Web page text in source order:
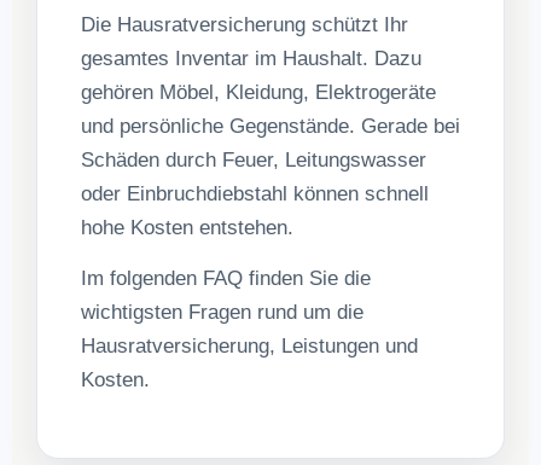
Die Hausratversicherung schützt Ihr
gesamtes Inventar im Haushalt. Dazu
gehören Möbel, Kleidung, Elektrogeräte
und persönliche Gegenstände. Gerade bei
Schäden durch Feuer, Leitungswasser
oder Einbruchdiebstahl können schnell
hohe Kosten entstehen.
Im folgenden FAQ finden Sie die
wichtigsten Fragen rund um die
Hausratversicherung, Leistungen und
Kosten.